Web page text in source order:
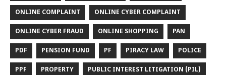
ONLINE COMPLAINT ONLINE CYBER COMPLAINT
ONLINE CYBER FRAUD ONLINE SHOPPING PAN
PDF PENSION FUND PF PIRACY LAW POLICE
PPF PROPERTY PUBLIC INTEREST LITIGATION (PIL)